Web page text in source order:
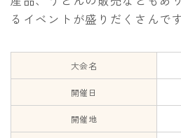
るイベントが盛りだくさんです
大会名
開催日
開催地